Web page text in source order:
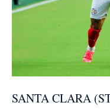
SANTA CLARA